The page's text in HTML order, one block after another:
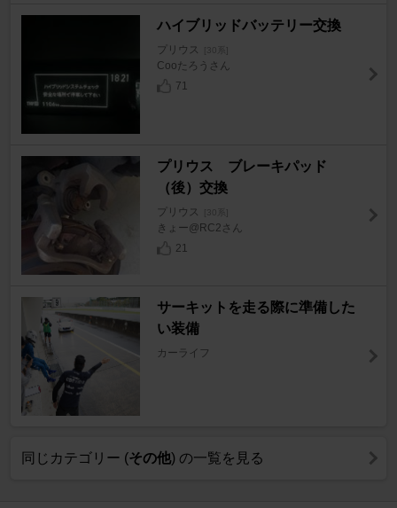
ハイブリッドバッテリー交換
プリウス [30系]
Cooたろうさん
71
プリウス ブレーキパッド
（後）交換
プリウス [30系]
きょー@RC2さん
21
サーキットを走る際に準備した
い装備
カーライフ
同じカテゴリー (その他) の一覧を見る